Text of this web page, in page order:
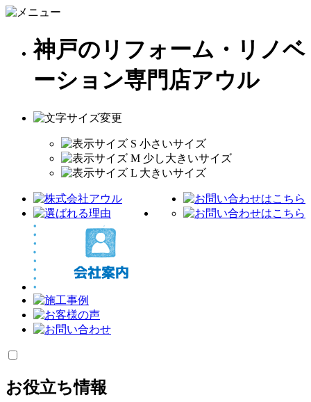
神戸のリフォーム・リノベ
ーション専門店アウル
お役立ち情報